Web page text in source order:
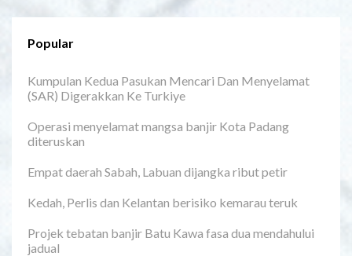
Popular
Kumpulan Kedua Pasukan Mencari Dan Menyelamat
(SAR) Digerakkan Ke Turkiye
Operasi menyelamat mangsa banjir Kota Padang
diteruskan
Empat daerah Sabah, Labuan dijangka ribut petir
Kedah, Perlis dan Kelantan berisiko kemarau teruk
Projek tebatan banjir Batu Kawa fasa dua mendahului
jadual